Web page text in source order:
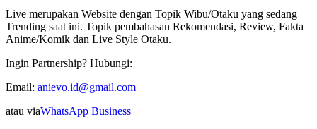
Live merupakan Website dengan Topik Wibu/Otaku yang sedang
Trending saat ini. Topik pembahasan Rekomendasi, Review, Fakta
Anime/Komik dan Live Style Otaku.
Ingin Partnership? Hubungi:
Email: anievo.id@gmail.com
atau viaWhatsApp Business